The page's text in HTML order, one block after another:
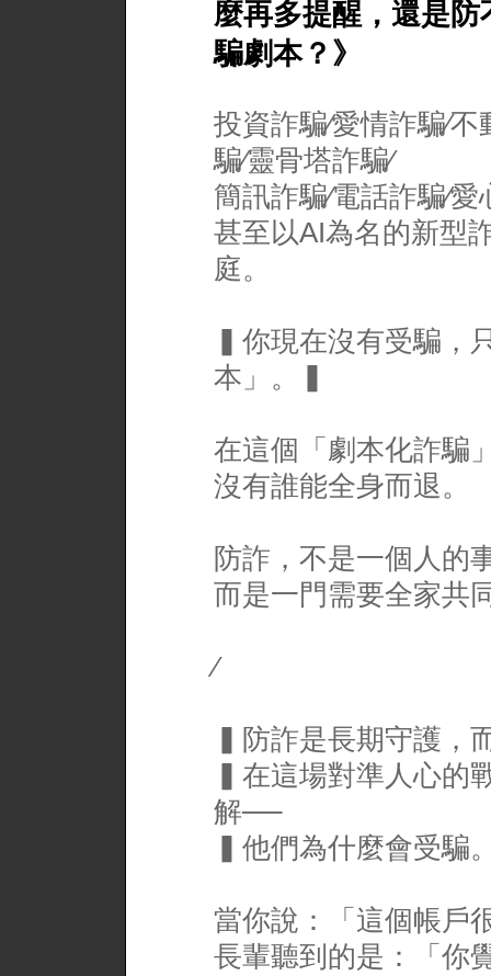
麼再多提醒，還是防
騙劇本？》
投資詐騙∕愛情詐騙∕
騙∕靈骨塔詐騙∕
簡訊詐騙∕電話詐騙∕
甚至以AI為名的新型
庭。
▍你現在沒有受騙，
本」。▍
在這個「劇本化詐騙
沒有誰能全身而退。
防詐，不是一個人的
而是一門需要全家共
∕
▍防詐是長期守護，
▍在這場對準人心的
解──
▍他們為什麼會受騙
當你說：「這個帳戶
長輩聽到的是：「你